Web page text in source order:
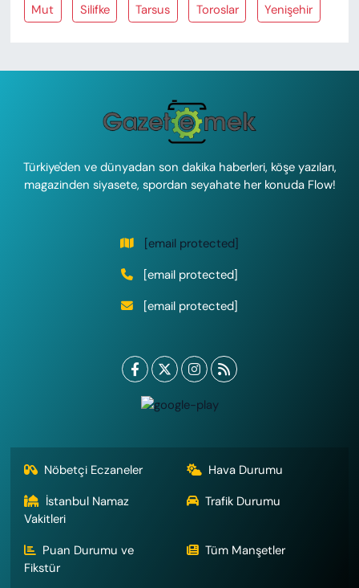
Mut Silifke Tarsus Toroslar Yenişehir
Türkiye'den ve dünyadan son dakika haberleri, köşe yazıları,
magazinden siyasete, spordan seyahate her konuda Flow!
[email protected]
[email protected]
[email protected]
Nöbetçi Eczaneler
Hava Durumu
İstanbul Namaz
Vakitleri
Trafik Durumu
Puan Durumu ve
Fikstür
Tüm Manşetler